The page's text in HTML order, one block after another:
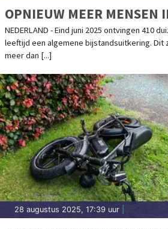
OPNIEUW MEER MENSEN
NEDERLAND - Eind juni 2025 ontvingen 410
leeftijd een algemene bijstandsuitkering. Dit
meer dan [...]
28 augustus 2025, 17:39 uur